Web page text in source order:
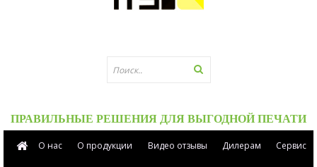
ПРАВИЛЬНЫЕ РЕШЕНИЯ ДЛЯ ВЫГОДНОЙ ПЕЧАТИ
О нас О продукции Видео отзывы Дилерам Сервис